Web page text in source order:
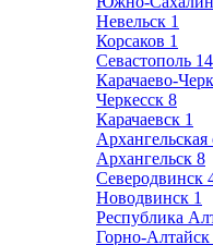
Невельск 1
Корсаков 1
Севастополь 14
Карачаево-
Черкесск 8
Карачаевск 1
Архангельская
Архангельск 8
Северодвинск
Новодвинск 1
Республика
Горно-Алтайск